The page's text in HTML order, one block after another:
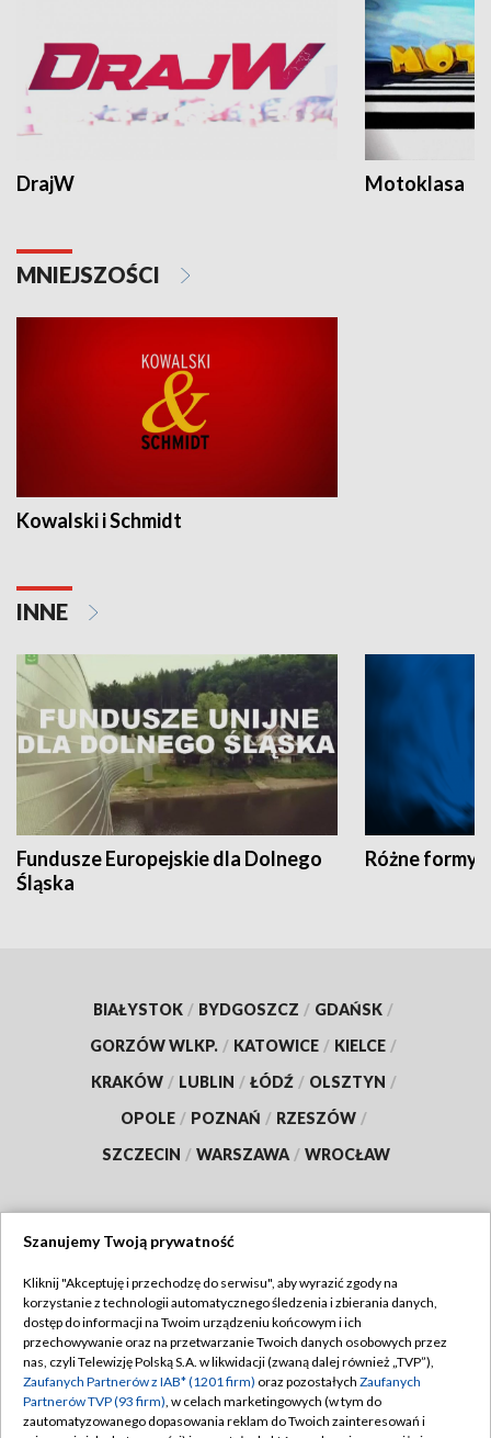
DrajW Motoklasa
MNIEJSZOŚCI
Kowalski i Schmidt
INNE
Fundusze Europejskie dla Dolnego
Śląska
Różne formy
BIAŁYSTOK / BYDGOSZCZ / GDAŃSK /
GORZÓW WLKP. / KATOWICE / KIELCE /
KRAKÓW / LUBLIN / ŁÓDŹ / OLSZTYN /
OPOLE / POZNAŃ / RZESZÓW /
SZCZECIN / WARSZAWA / WROCŁAW
TVP
Abonament TVP
Emisja w TVP
Centrum informacji TVP
Regulamin TVP
Polityka prywatności
Moje zgody
Szanujemy Twoją prywatność
Kliknij "Akceptuję i przechodzę do serwisu", aby wyrazić zgody na
korzystanie z technologii automatycznego śledzenia i zbierania danych,
dostęp do informacji na Twoim urządzeniu końcowym i ich
przechowywanie oraz na przetwarzanie Twoich danych osobowych przez
nas, czyli Telewizję Polską S.A. w likwidacji (zwaną dalej również „TVP”),
Zaufanych Partnerów z IAB* (1201 firm) oraz pozostałych Zaufanych
Partnerów TVP (93 firm), w celach marketingowych (w tym do
zautomatyzowanego dopasowania reklam do Twoich zainteresowań i